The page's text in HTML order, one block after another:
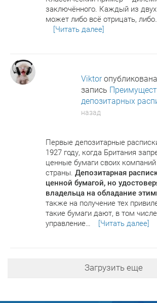
заключённого. Каждый из
может либо всё отрицать,
[Читать далее]
Viktor
запись
депозитарных
назад
Первые депозитарные
1927 году, когда Британия
ценные бумаги своих
страны. Депозитарная
ценной бумагой, но
владельца на обладание
также на получение тех
такие бумаги дают, в том
управление…
[Читать далее]
Загрузить еще